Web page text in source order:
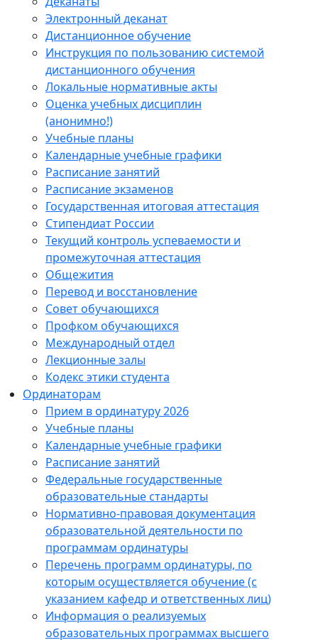
Электронный деканат
Дистанционное обучение
Инструкция по пользованию системой
дистанционного обучения
Локальные нормативные акты
Оценка учебных дисциплин
(анонимно!)
Учебные планы
Календарные учебные графики
Расписание занятий
Расписание экзаменов
Государственная итоговая аттестация
Стипендиат России
Текущий контроль успеваемости и
промежуточная аттестация
Общежития
Перевод и восстановление
Совет обучающихся
Профком обучающихся
Международный отдел
Лекционные залы
Кодекс этики студента
Ординаторам
Прием в ординатуру 2026
Учебные планы
Календарные учебные графики
Расписание занятий
Федеральные государственные
образовательные стандарты
Нормативно-правовая документация
образовательной деятельности по
программам ординатуры
Перечень программ ординатуры, по
которым осуществляется обучение (с
указанием кафедр и ответственных лиц)
Информация о реализуемых
образовательных программах высшего